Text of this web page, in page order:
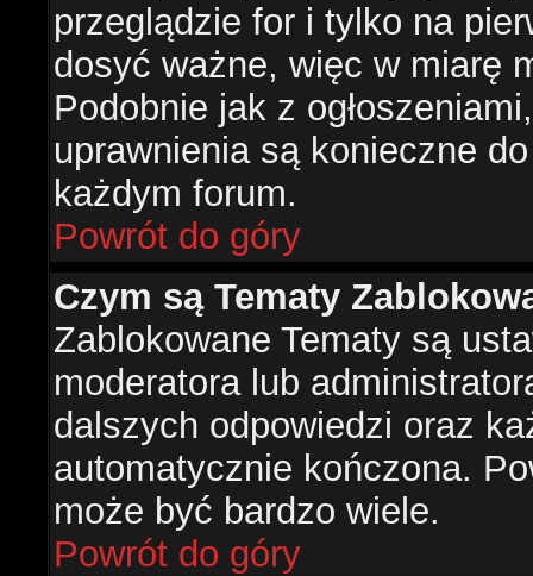
przeglądzie for i tylko na
dosyć ważne, więc w miarę
Podobnie jak z
uprawnienia są konieczne
każdym forum.
Powrót do góry
Czym są Tematy
Zablokowane Tematy są
moderatora lub
dalszych odpowiedzi oraz
automatycznie kończona.
może być bardzo wiele.
Powrót do góry